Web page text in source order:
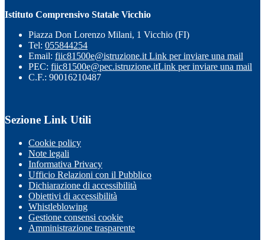
Istituto Comprensivo Statale Vicchio
Piazza Don Lorenzo Milani, 1 Vicchio (FI)
Tel: 055844254
Email: fiic81500e@istruzione.it Link per inviare una mail
PEC: fiic81500e@pec.istruzione.itLink per inviare una mail
C.F.: 90016210487
Sezione Link Utili
Cookie policy
Note legali
Informativa Privacy
Ufficio Relazioni con il Pubblico
Dichiarazione di accessibilità
Obiettivi di accessibilità
Whistleblowing
Gestione consensi cookie
Amministrazione trasparente